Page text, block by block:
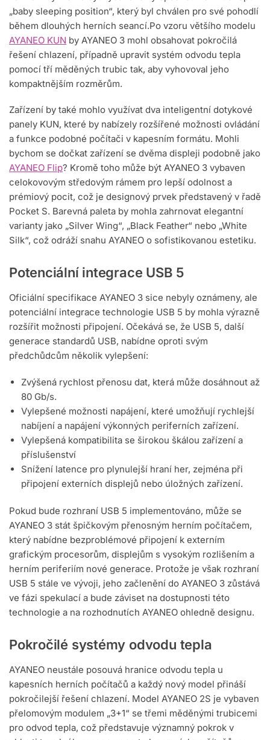
„baby sleeping position“, který byl chválen pro své pohodlí
během dlouhých herních seancí.Po vzoru většího modelu
AYANEO KUN by AYANEO 3 mohl obsahovat pokročilá
řešení chlazení, případně upravit systém odvodu tepla
pomocí tří měděných trubic tak, aby vyhovoval jeho
kompaktnějším rozměrům.
Zařízení by také mohlo využívat dva inteligentní dotykové
panely KUN, které by nabízely rozšířené možnosti ovládání
a funkce podobné počítači v kapesním formátu. Mohli
bychom se dočkat zařízení se dvěma displeji podobně jako
AYANEO Flip? Kromě toho může být AYANEO 3 vybaven
celokovovým středovým rámem pro lepší odolnost a
prémiový pocit, což je designový prvek představený v řadě
Pocket S. Barevná paleta by mohla zahrnovat elegantní
varianty jako „Silver Wing“, „Black Feather“ nebo „White
Silk“, což odráží snahu AYANEO o sofistikovanou estetiku.
Potenciální integrace USB 5
Oficiální specifikace AYANEO 3 sice nebyly oznámeny, ale
potenciální integrace technologie USB 5 by mohla výrazně
rozšířit možnosti připojení. Očekává se, že USB 5, další
generace standardů USB, nabídne oproti svým
předchůdcům několik vylepšení:
Zvýšená rychlost přenosu dat, která může dosáhnout až
80 Gb/s.
Vylepšené možnosti napájení, které umožňují rychlejší
nabíjení a napájení výkonných periferních zařízení.
Vylepšená kompatibilita se širokou škálou zařízení a
příslušenství
Snížení latence pro plynulejší hraní her, zejména při
připojení externích displejů nebo úložných zařízení.
Pokud bude rozhraní USB 5 implementováno, může se
AYANEO 3 stát špičkovým přenosným herním počítačem,
který nabídne bezproblémové připojení k externím
grafickým procesorům, displejům s vysokým rozlišením a
herním periferiím nové generace. Protože je však rozhraní
USB 5 stále ve vývoji, jeho začlenění do AYANEO 3 zůstává
ve fázi spekulací a bude záviset na dostupnosti této
technologie a na rozhodnutích AYANEO ohledně designu.
Pokročilé systémy odvodu tepla
AYANEO neustále posouvá hranice odvodu tepla u
kapesních herních počítačů a každý nový model přináší
pokročilejší řešení chlazení. Model AYANEO 2S je vybaven
přelomovým modulem „3+1“ se třemi měděnými trubicemi
pro odvod tepla, což představuje významný pokrok v